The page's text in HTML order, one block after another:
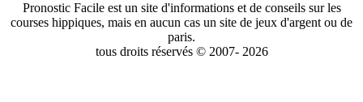
Pronostic Facile est un site d'informations et de conseils sur les
courses hippiques, mais en aucun cas un site de jeux d'argent ou de
paris.
tous droits réservés © 2007- 2026